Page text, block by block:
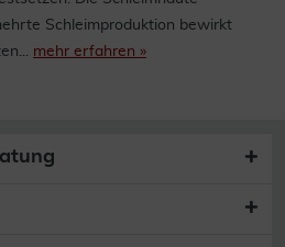
Schleimproduktion bewirkt
mehr erfahren »